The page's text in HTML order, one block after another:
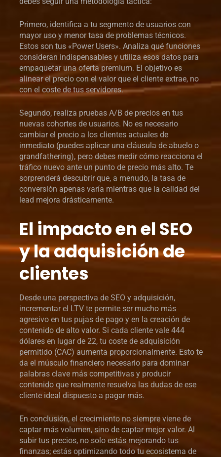
Primero, identifica a tu segmento de usuarios con
mayor uso y menor tasa de problemas técnicos.
Estos son tus «Power Users». Analiza qué funciones
consideran indispensables y utiliza esos datos para
empaquetar una oferta premium. El objetivo es
alinear el precio con el valor que el cliente extrae, no
con el coste de tus servidores.
Segundo, realiza pruebas A/B de precios en tus
nuevas cohortes de usuarios. No es necesario
cambiar el precio a los clientes actuales de
inmediato (puedes aplicar una cláusula de abuelo o
grandfathering), pero debes medir cómo reacciona el
tráfico nuevo ante un punto de precio más alto. Te
sorprenderá descubrir que, a menudo, la tasa de
conversión apenas varía mientras que la calidad del
lead mejora drásticamente.
El impacto en el SEO
y la adquisición de
clientes
Desde una perspectiva de SEO y adquisición,
incrementar el LTV te permite ser mucho más
agresivo en tus pujas de pago y en la creación de
contenido de alto valor. Si cada cliente vale 444
dólares en lugar de 22, tu coste de adquisición
permitido (CAC) aumenta proporcionalmente. Esto te
da el músculo financiero necesario para dominar
palabras clave más competitivas y producir
contenido que realmente resuelva las dudas de ese
cliente ideal dispuesto a pagar más.
En conclusión, el crecimiento no siempre viene de
captar más volumen, sino de captar mejor valor. Al
subir tus precios, no solo estás mejorando tus
finanzas; estás optimizando todo tu ecosistema de